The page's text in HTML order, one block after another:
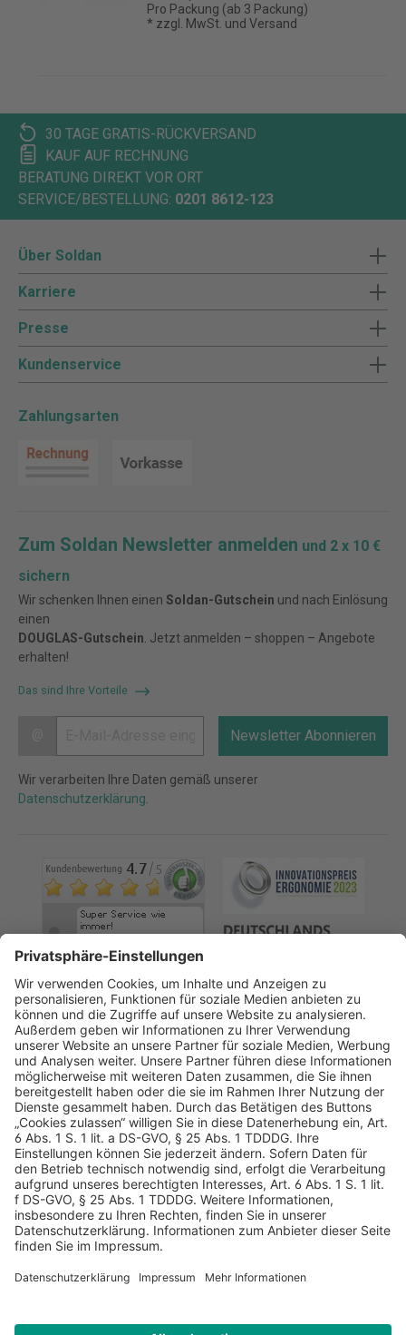
Pro Packung (ab 3 Packung)
* zzgl. MwSt. und Versand
30 TAGE GRATIS-RÜCKVERSAND
KAUF AUF RECHNUNG
BERATUNG DIREKT VOR ORT
SERVICE/BESTELLUNG: 0201 8612-123
Über Soldan
Karriere
Presse
Kundenservice
Zahlungsarten
Zum Soldan Newsletter anmelden und 2 x 10 €
sichern
Wir schenken Ihnen einen Soldan-Gutschein und nach Einlösung
einen
DOUGLAS-Gutschein . Jetzt anmelden – shoppen – Angebote
erhalten!
Das sind Ihre Vorteile
Newsletter Abonnieren
Wir verarbeiten Ihre Daten gemäß unserer
Datenschutzerklärung
AGB Datenschutz
Impressum
Sicherheitshinweis
Compliance